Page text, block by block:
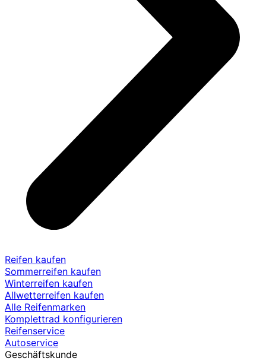
Reifen kaufen
Sommerreifen kaufen
Winterreifen kaufen
Allwetterreifen kaufen
Alle Reifenmarken
Komplettrad konfigurieren
Reifenservice
Autoservice
Geschäftskunde